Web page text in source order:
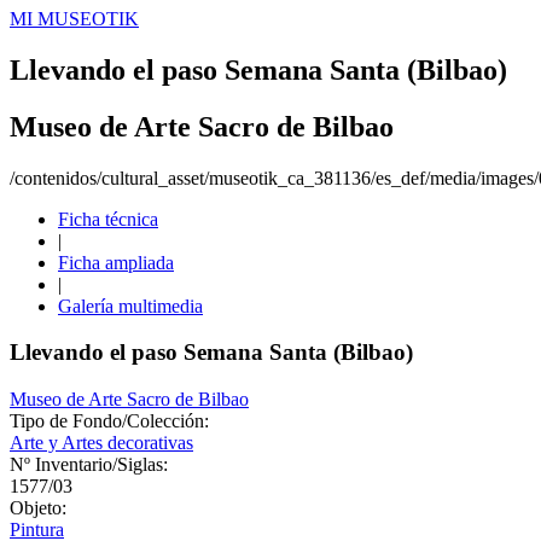
MI MUSEOTIK
Llevando el paso Semana Santa (Bilbao)
Museo de Arte Sacro de Bilbao
/contenidos/cultural_asset/museotik_ca_381136/es_def/media/
Ficha técnica
|
Ficha ampliada
|
Galería multimedia
Llevando el paso Semana Santa (Bilbao)
Museo de Arte Sacro de Bilbao
Tipo de Fondo/Colección:
Arte y Artes decorativas
Nº Inventario/Siglas:
1577/03
Objeto:
Pintura